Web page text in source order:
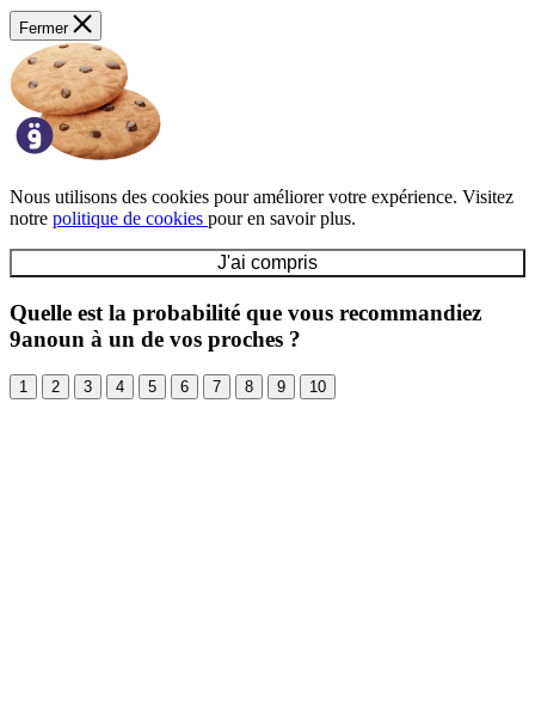
Fermer
Nous utilisons des cookies pour améliorer votre expérience. Visitez
notre politique de cookies pour en savoir plus.
J'ai compris
Quelle est la probabilité que vous recommandiez
9anoun à un de vos proches ?
1 2 3 4 5 6 7 8 9 10